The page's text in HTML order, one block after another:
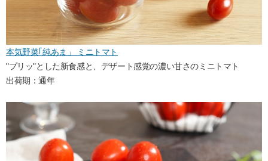
本気野菜｢純あま」 ミニトマト
"プリッ"とした新食感と、デザート感覚の濃い甘さのミニトマト
出荷期：通年